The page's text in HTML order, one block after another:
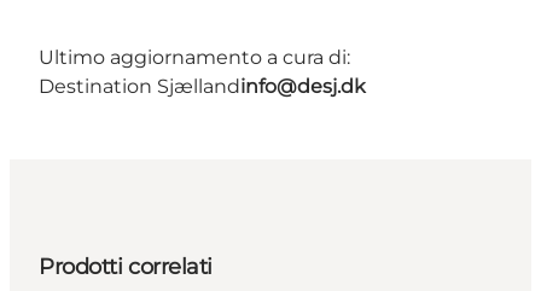
Ultimo aggiornamento a cura di:
Destination Sjællandinfo@desj.dk
Prodotti correlati